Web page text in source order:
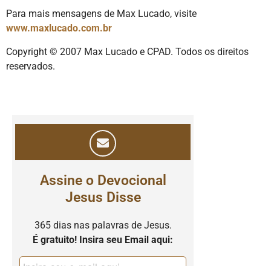
Para mais mensagens de Max Lucado, visite
www.maxlucado.com.br
Copyright © 2007 Max Lucado e CPAD. Todos os direitos
reservados.
Assine o Devocional
Jesus Disse
365 dias nas palavras de Jesus.
É gratuito! Insira seu Email aqui: